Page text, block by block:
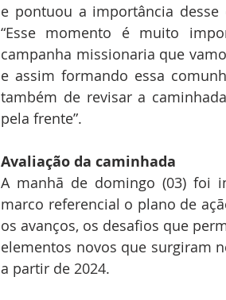
e pontuou a importância
“Esse momento é muito
campanha missionaria que
e assim formando essa
também de revisar a
pela frente”.
Avaliação da caminhada
A manhã de domingo (03) foi
marco referencial o plano de
os avanços, os desafios que
elementos novos que surgiram
a partir de 2024.